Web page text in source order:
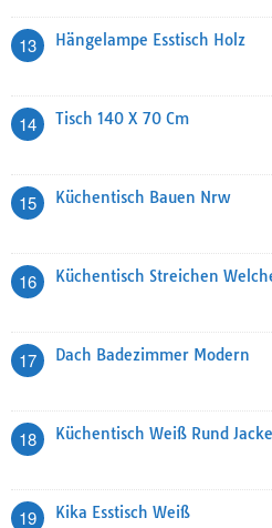
13 Hängelampe Esstisch Holz
14 Tisch 140 X 70 Cm
15 Küchentisch Bauen Nrw
16 Küchentisch Streichen
17 Dach Badezimmer Modern
18 Küchentisch Weiß Rund
19 Kika Esstisch Weiß